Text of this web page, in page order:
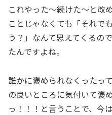
これやった～続けた～と改
ことじゃなくても「それで
う？」なんて思えてくるの
たんですよね。
誰かに褒められなくったっ
の良いところに気付いて褒
っ！！！と言うことで、今